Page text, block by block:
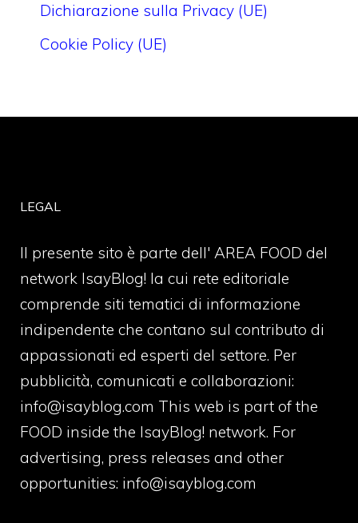
Dichiarazione sulla Privacy (UE)
Cookie Policy (UE)
LEGAL
Il presente sito è parte dell' AREA FOOD del
network IsayBlog! la cui rete editoriale
comprende siti tematici di informazione
indipendente che contano sul contributo di
appassionati ed esperti del settore. Per
pubblicità, comunicati e collaborazioni:
info@isayblog.com This web is part of the
FOOD inside the IsayBlog! network. For
advertising, press releases and other
opportunities: info@isayblog.com